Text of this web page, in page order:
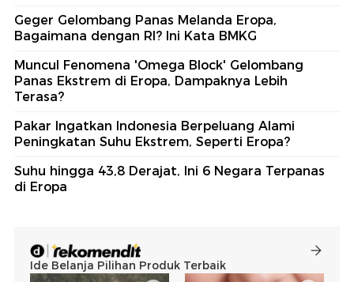
Geger Gelombang Panas Melanda Eropa,
Bagaimana dengan RI? Ini Kata BMKG
Muncul Fenomena 'Omega Block' Gelombang
Panas Ekstrem di Eropa, Dampaknya Lebih
Terasa?
Pakar Ingatkan Indonesia Berpeluang Alami
Peningkatan Suhu Ekstrem, Seperti Eropa?
Suhu hingga 43,8 Derajat, Ini 6 Negara Terpanas
di Eropa